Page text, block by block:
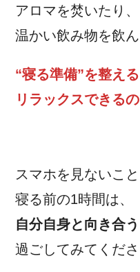
アロマを焚いたり、
温かい飲み物を飲ん
“寝る準備”を整え
リラックスできる
スマホを見ないこ
寝る前の1時間は、
自分自身と向き合
過ごしてみてくだ